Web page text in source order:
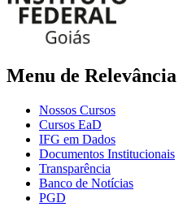
Menu de Relevância
Nossos Cursos
Cursos EaD
IFG em Dados
Documentos Institucionais
Transparência
Banco de Notícias
PGD